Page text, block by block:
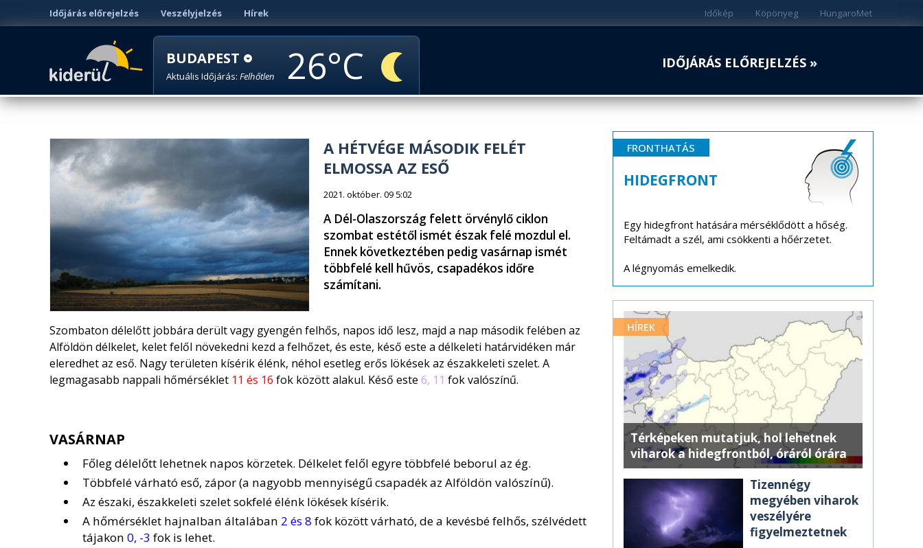
Időjárás előrejelzés Veszélyjelzés Hírek HungaroMet
Köpönyeg
Időkép
BUDAPEST
Aktuális Időjárás: Felhőtlen 26 IDŐJÁRÁS ELŐREJELZÉS »
A HÉTVÉGE MÁSODIK FELÉT
ELMOSSA AZ ESŐ
2021. október. 09 5:02
A Dél-Olaszország felett örvénylő ciklon
szombat estétől ismét észak felé mozdul el.
Ennek következtében pedig vasárnap ismét
többfelé kell hűvös, csapadékos időre
számítani.
Szombaton délelőtt jobbára derült vagy gyengén felhős, napos idő lesz, majd a nap második felében az
Alföldön délkelet, kelet felől növekedni kezd a felhőzet, és este, késő este a délkeleti határvidéken már
eleredhet az eső. Nagy területen kísérik élénk, néhol esetleg erős lökések az északkeleti szelet. A
legmagasabb nappali hőmérséklet 11 és 16 fok között alakul. Késő este 6, 11 fok valószínű.
VASÁRNAP
Főleg délelőtt lehetnek napos körzetek. Délkelet felől egyre többfelé beborul az ég.
Többfelé várható eső, zápor (a nagyobb mennyiségű csapadék az Alföldön valószínű).
Az északi, északkeleti szelet sokfelé élénk lökések kísérik.
A hőmérséklet hajnalban általában 2 és 8 fok között várható, de a kevésbé felhős, szélvédett
tájakon 0, -3 fok is lehet.
FRONTHATÁS
HIDEGFRONT
Egy hidegfront hatására mérséklődött a hőség.
Feltámadt a szél, ami csökkenti a hőérzetet.
A légnyomás emelkedik.
HÍREK
Térképeken mutatjuk, hol lehetnek
viharok a hidegfrontból, óráról órára
Tizennégy
megyében viharok
veszélyére
figyelmeztetnek